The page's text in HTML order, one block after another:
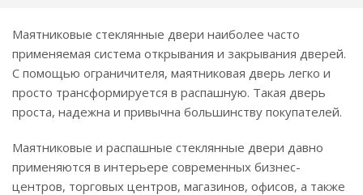
Маятниковые стеклянные двери наиболее часто
применяемая система открывания и закрывания дверей.
С помощью ограничителя, маятниковая дверь легко и
просто трансформируется в распашную. Такая дверь
проста, надежна и привычна большинству покупателей.
Маятниковые и распашные стеклянные двери давно
применяются в интерьере современных бизнес-
центров, торговых центров, магазинов, офисов, а также